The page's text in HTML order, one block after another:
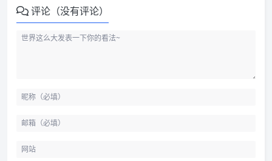
评论（没有评论）